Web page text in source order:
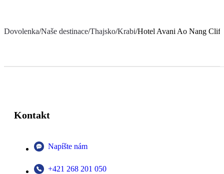
Dovolenka/Naše destinace/Thajsko/Krabi/Hotel Avani Ao Nang
Kontakt
Napíšte nám
+421 268 201 050